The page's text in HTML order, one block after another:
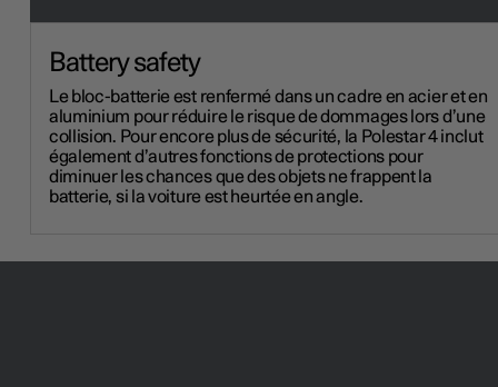
Battery safety
Le bloc-batterie est renfermé dans un cadre en acier et en
aluminium pour réduire le risque de dommages lors d’une
collision. Pour encore plus de sécurité, la Polestar 4 inclut
également d’autres fonctions de protections pour
diminuer les chances que des objets ne frappent la
batterie, si la voiture est heurtée en angle.